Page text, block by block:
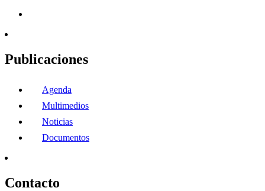
Publicaciones
Agenda
Multimedios
Noticias
Documentos
Contacto